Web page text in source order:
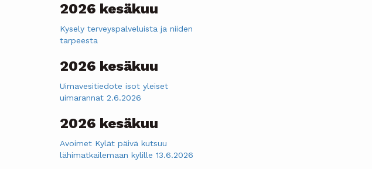
2026 kesäkuu
Kysely terveyspalveluista ja niiden
tarpeesta
2026 kesäkuu
Uimavesitiedote isot yleiset
uimarannat 2.6.2026
2026 kesäkuu
Avoimet Kylät päivä kutsuu
lähimatkailemaan kylille 13.6.2026